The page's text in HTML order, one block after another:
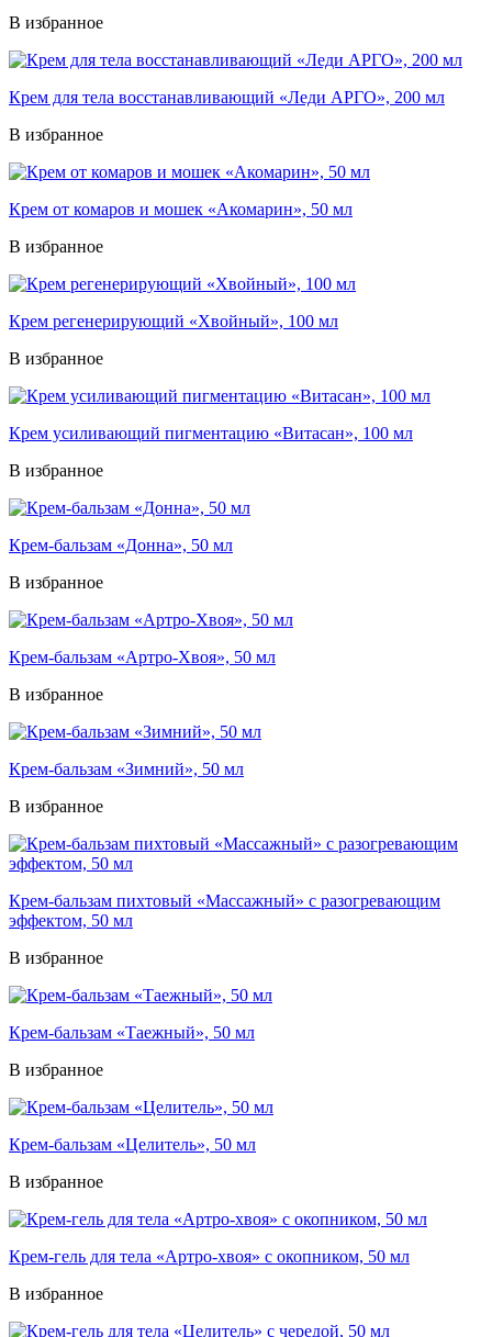
В избранное
Крем для тела восстанавливающий «Леди АРГО», 200 мл
В избранное
Крем от комаров и мошек «Акомарин», 50 мл
В избранное
Крем регенерирующий «Хвойный», 100 мл
В избранное
Крем усиливающий пигментацию «Витасан», 100 мл
В избранное
Крем-бальзам «Донна», 50 мл
В избранное
Крем-бальзам «Артро-Хвоя», 50 мл
В избранное
Крем-бальзам «Зимний», 50 мл
В избранное
Крем-бальзам пихтовый «Массажный» с разогревающим
эффектом, 50 мл
В избранное
Крем-бальзам «Таежный», 50 мл
В избранное
Крем-бальзам «Целитель», 50 мл
В избранное
Крем-гель для тела «Артро-хвоя» с окопником, 50 мл
В избранное